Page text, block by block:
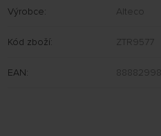
Výrobce: Alteco
Kód zboží: ZTR9577
EAN: